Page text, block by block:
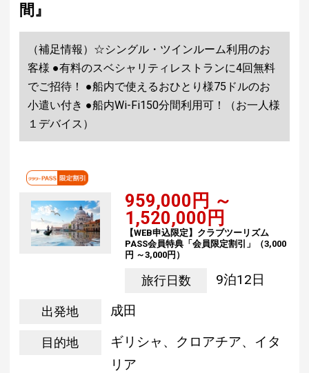
間』
（補足情報）☆シングル・ツインルーム利用のお
客様 ●有料のスベシャリティレストランに4回無料
でご招待！ ●船内で使えるおひとり様75ドルのお
小遣い付き ●船内Wi-Fi150分間利用可！（お一人様
１デバイス）
959,000円 ～
1,520,000円
【WEB申込限定】クラブツーリズム
PASS会員特典「会員限定割引」（3,000
円 ～3,000円）
旅行日数 9泊12日
出発地 成田
目的地
ギリシャ、クロアチア、イタ
リア